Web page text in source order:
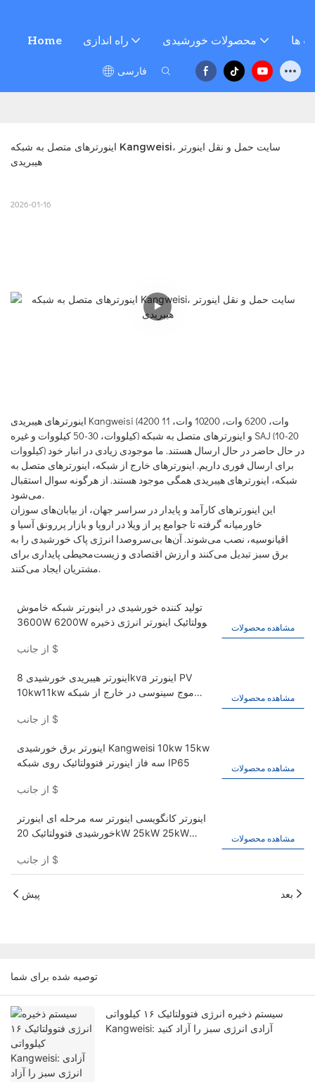
Home راه اندازی محصولات خورشیدی ها
فارسی
اینورترهای متصل به شبکه Kangweisi، سایت حمل و نقل اینورتر
هیبریدی
2026-01-16
اینورترهای هیبریدی Kangweisi (4200 وات، 6200 وات، 10200 وات، 11
کیلووات، 30-50 کیلووات و غیره) و اینورترهای متصل به شبکه SAJ (10-20
کیلووات) در حال حاضر در حال ارسال هستند. ما موجودی زیادی در انبار خود
برای ارسال فوری داریم. اینورترهای خارج از شبکه، اینورترهای متصل به
شبکه، اینورترهای هیبریدی همگی موجود هستند. از هرگونه سوال استقبال
می‌شود.
این اینورترهای کارآمد و پایدار در سراسر جهان، از بیابان‌های سوزان
خاورمیانه گرفته تا جوامع پر از ویلا در اروپا و بازار پررونق آسیا و
اقیانوسیه، نصب می‌شوند. آن‌ها بی‌سروصدا انرژی پاک خورشیدی را به
برق سبز تبدیل می‌کنند و ارزش اقتصادی و زیست‌محیطی پایداری برای
مشتریان ایجاد می‌کنند.
تولید کننده خورشیدی در اینورتر شبکه خاموش
3600W 6200W فتوولتائیک اینورتر انرژی ذخیره
$
مشاهده محصولات
اینورتر هیبریدی خورشیدی 8kva اینورتر PV
10kw11kw موج سینوسی در خارج از شبکه
$
مشاهده محصولات
اینورتر برق خورشیدی Kangweisi 10kw 15kw
سه فاز اینورتر فتوولتائیک روی شبکه IP65
$
مشاهده محصولات
اینورتر کانگویسی اینورتر سه مرحله ای اینورتر
خورشیدی فتوولتائیک 20kW 25kW 25kW
$
مشاهده محصولات
پیش بعد
توصیه شده برای شما
سیستم ذخیره انرژی فتوولتائیک ۱۶ کیلوواتی
Kangweisi: آزادی انرژی سبز را آزاد کنید